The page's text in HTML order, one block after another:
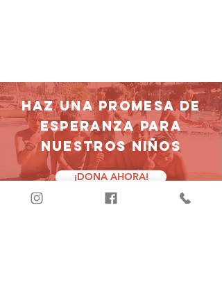
HAZ UNA PROMESA DE
ESPERANZA PARA
NUESTROS NIÑOS
¡DONA AHORA!